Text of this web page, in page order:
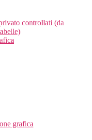
controllati (da
grafica